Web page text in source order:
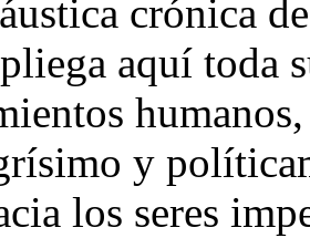
crónica
aquí toda
y
los seres